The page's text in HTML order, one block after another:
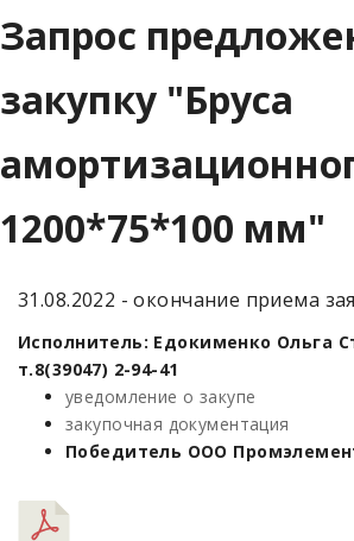
Запрос
закупку "Бруса
1200*75*100 мм"
31.08.2022 - окончание приема
Исполнитель: Едокименко Ольга
т.8(39047) 2-94-41
уведомление о закупе
закупочная документация
Победитель ООО